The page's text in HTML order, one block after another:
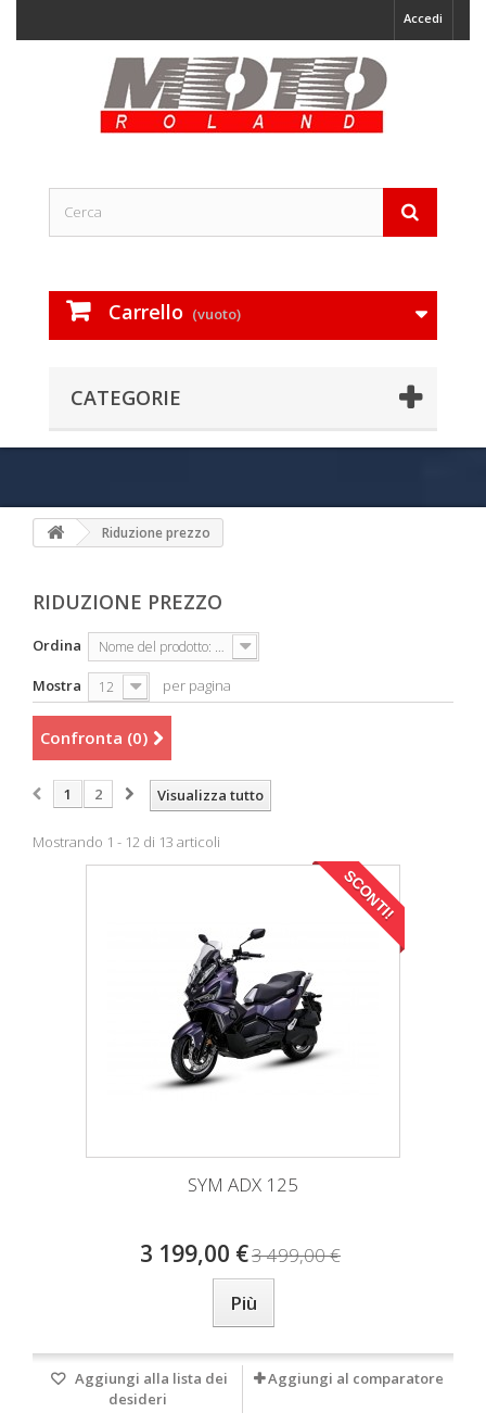
Accedi
Carrello (vuoto)
CATEGORIE
Riduzione prezzo
RIDUZIONE PREZZO
Ordina Nome del prodotto: dalla A alla Z
Mostra 12 per pagina
Confronta (0)
Visualizza tutto
1 2
Mostrando 1 - 12 di 13 articoli
SCONTI!
SYM ADX 125
3 199,00 €3 499,00 €
Più
Aggiungi alla lista dei
desideri
Aggiungi al comparatore